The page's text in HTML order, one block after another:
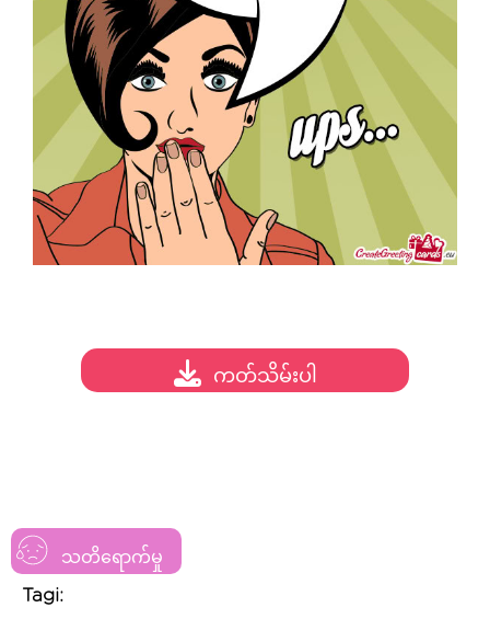
သတိရောက်မှု
Tagi:
ကတ်သိမ်းပါ